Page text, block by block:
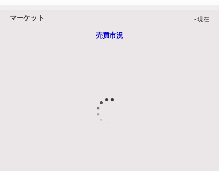
マーケット - 現在
売買市況